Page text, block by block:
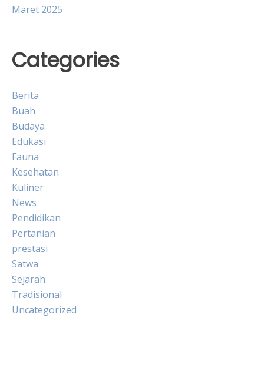
Maret 2025
Categories
Berita
Buah
Budaya
Edukasi
Fauna
Kesehatan
Kuliner
News
Pendidikan
Pertanian
prestasi
Satwa
Sejarah
Tradisional
Uncategorized